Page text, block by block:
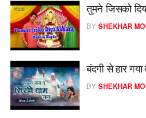
तुमने जिसको
BY SHEKHAR
बंदगी से हार
BY SHEKHAR